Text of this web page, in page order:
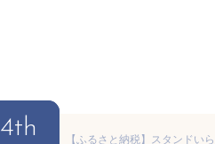
4th